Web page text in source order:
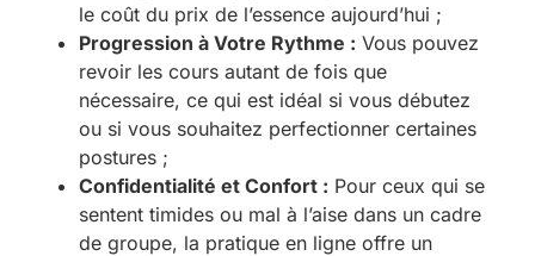
le coût du prix de l’essence aujourd’hui ;
Progression à Votre Rythme : Vous pouvez
revoir les cours autant de fois que
nécessaire, ce qui est idéal si vous débutez
ou si vous souhaitez perfectionner certaines
postures ;
Confidentialité et Confort : Pour ceux qui se
sentent timides ou mal à l’aise dans un cadre
de groupe, la pratique en ligne offre un